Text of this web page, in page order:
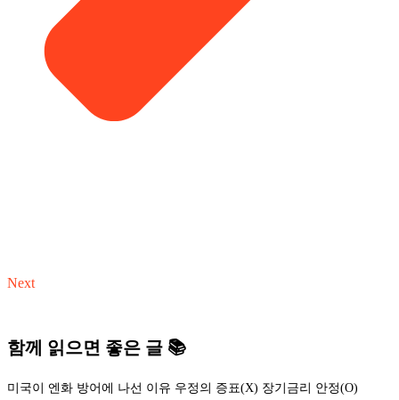
Next
함께 읽으면 좋은 글 📚
미국이 엔화 방어에 나선 이유 우정의 증표(X) 장기금리 안정(O)